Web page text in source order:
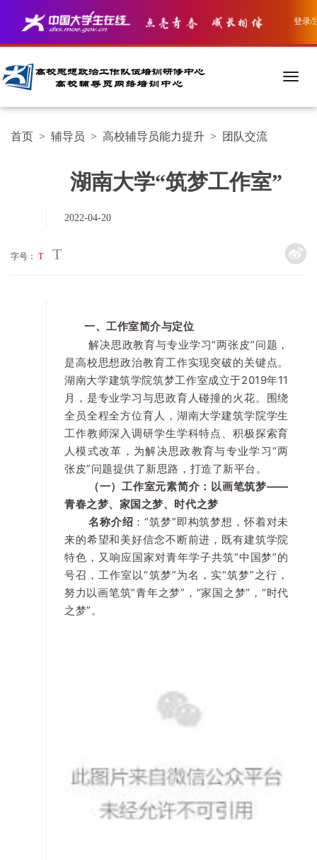
登录/
首页 > 辅导员 > 高校辅导员能力提升 > 团队交流
湖南大学“筑梦工作室”
2022-04-20
字号： T T
一、工作室简介与定位
解决思政教育与专业学习“两张皮”问题，
是高校思想政治教育工作实现突破的关键点。
湖南大学建筑学院筑梦工作室成立于2019年11
月，是专业学习与思政育人碰撞的火花。围绕
全员全程全方位育人，湖南大学建筑学院学生
工作教师深入调研学生学科特点、积极探索育
人模式改革，为解决思政教育与专业学习“两
张皮”问题提供了新思路，打造了新平台。
（一）工作室元素简介：以画笔筑梦——
青春之梦、家国之梦、时代之梦
名称介绍 ：“筑梦”即构筑梦想，怀着对未
来的希望和美好信念不断前进，既有建筑学院
特色，又响应国家对青年学子共筑“中国梦”的
号召，工作室以“筑梦”为名，实“筑梦”之行，
努力以画笔筑“青年之梦”，“家国之梦”，“时代
之梦”。